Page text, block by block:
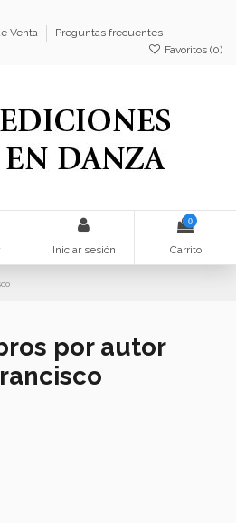
Venta
Preguntas frecuentes
Favoritos (0)
Iniciar sesión
0
Carrito
por autor